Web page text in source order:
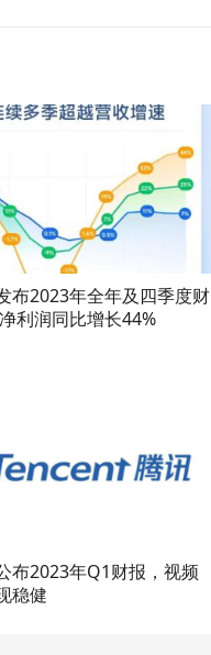
布2023年全年及四季度财
利润同比增长44%
布2023年Q1财报，视频
稳健